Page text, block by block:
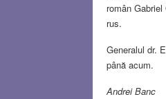
român
rus.
Generalul dr.
până acum.
Andrei Banc